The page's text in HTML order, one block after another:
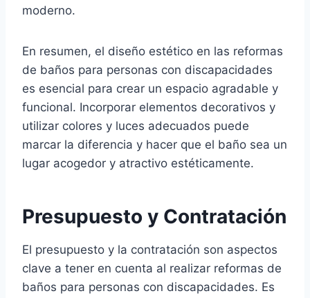
moderno.
En resumen, el diseño estético en las reformas
de baños para personas con discapacidades
es esencial para crear un espacio agradable y
funcional. Incorporar elementos decorativos y
utilizar colores y luces adecuados puede
marcar la diferencia y hacer que el baño sea un
lugar acogedor y atractivo estéticamente.
Presupuesto y Contratación
El presupuesto y la contratación son aspectos
clave a tener en cuenta al realizar reformas de
baños para personas con discapacidades. Es